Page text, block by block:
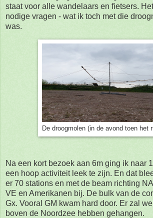
staat voor alle wandelaars en fietsers.
nodige vragen - wat ik toch met die
was.
De droogmolen (in de avond toen het
Na een kort bezoek aan 6m ging ik naar
een hoop activiteit leek te zijn. En dat
er 70 stations en met de beam richting
VE en Amerikanen bij. De bulk van de
Gx. Vooral GM kwam hard door. Er zal
boven de Noordzee hebben gehangen.